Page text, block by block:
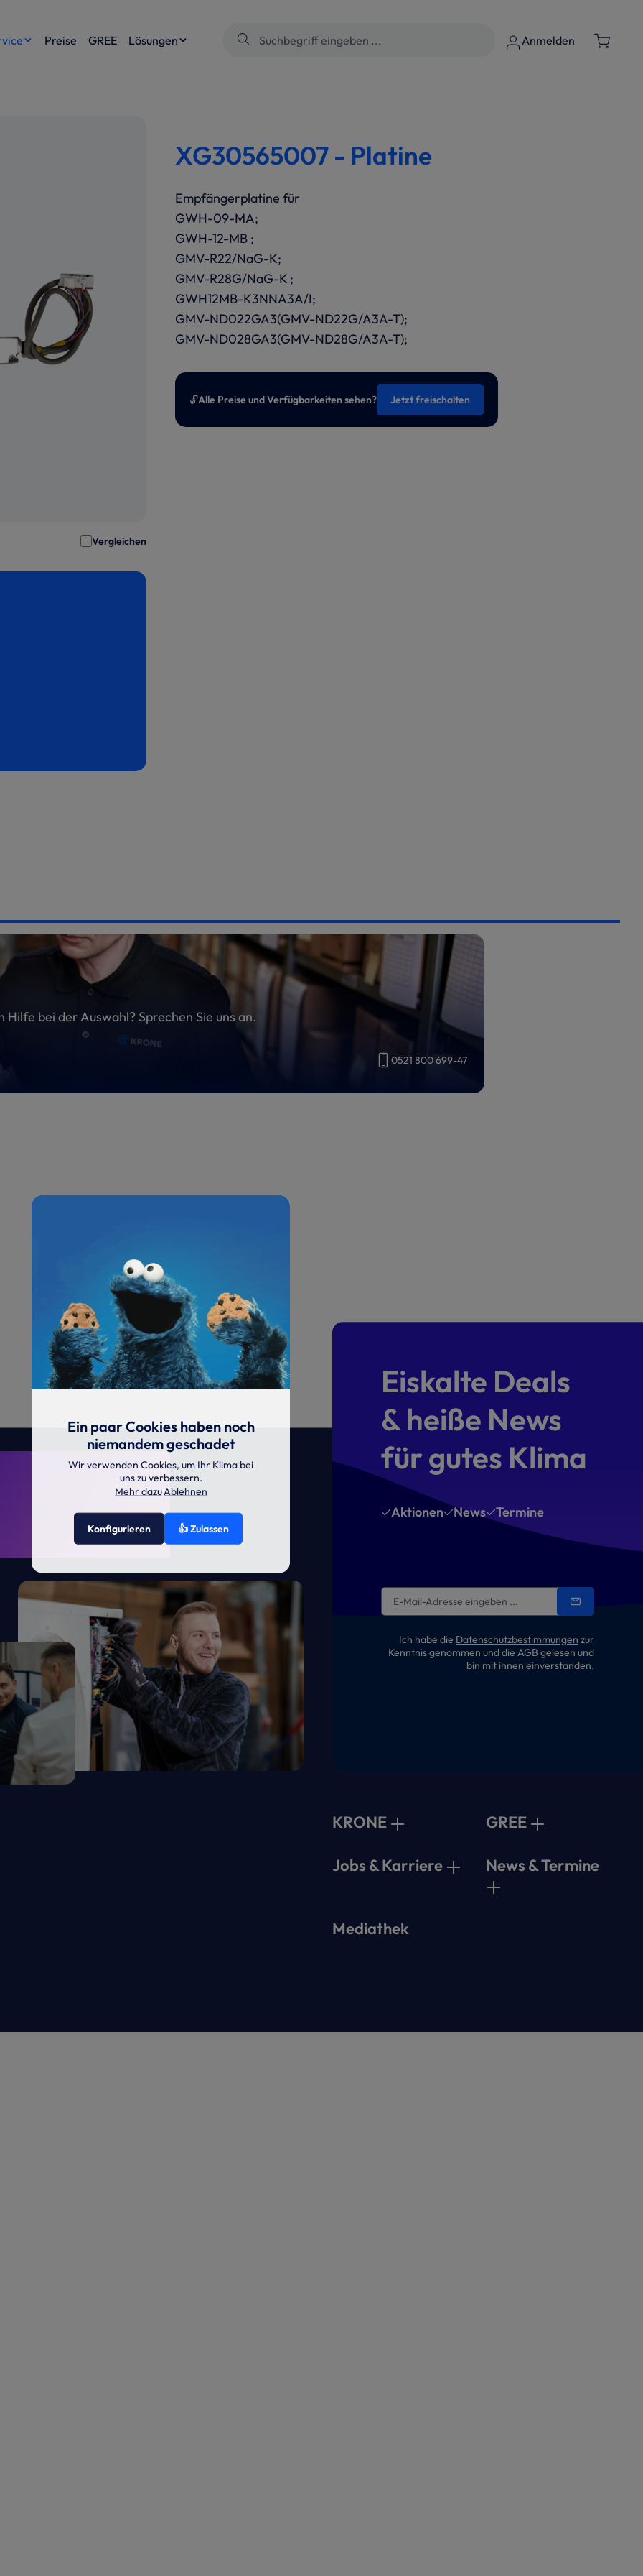
Preise GREE Lösungen Anmelden
Vergleichen
XG30565007 - Platine
Empfängerplatine für
GWH-09-MA;
GWH-12-MB ;
GMV-R22/NaG-K;
GMV-R28G/NaG-K ;
GWH12MB-K3NNA3A/I;
GMV-ND022GA3(GMV-ND22G/A3A-T);
GMV-ND028GA3(GMV-ND28G/A3A-T);
🔓Alle Preise und Verfügbarkeiten sehen? Jetzt freischalten
bei der Auswahl? Sprechen Sie uns an.
0521 800 699-47
Eiskalte Deals
& heiße News
für gutes Klima
Aktionen News Termine
Ich habe die Datenschutzbestimmungen zur
Kenntnis genommen und die AGB gelesen und
bin mit ihnen einverstanden.
KRONE GREE
Jobs & Karriere News & Termine
Mediathek
Ein paar Cookies haben noch
niemandem geschadet
Wir verwenden Cookies, um Ihr Klima bei
uns zu verbessern.
Mehr dazuAblehnen
Konfigurieren 👍 Zulassen